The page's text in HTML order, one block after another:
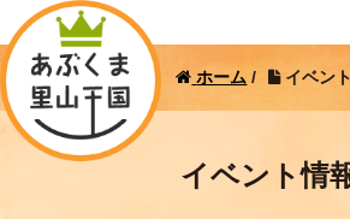
ホーム / イベン
イベント情